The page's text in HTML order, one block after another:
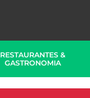
RESTAURANTES &
GASTRONOMIA